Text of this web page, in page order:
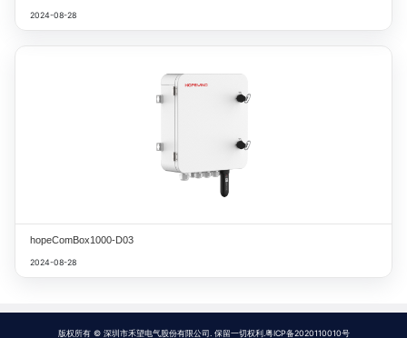
2024-08-28
hopeComBox1000-D03
2024-08-28
版权所有 © 深圳市禾望电气股份有限公司. 保留一切权利.粤ICP备2020110010号